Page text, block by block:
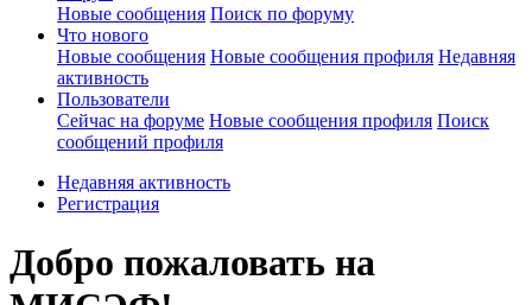
Новые сообщения Поиск по форуму
Что нового
Новые сообщения Новые сообщения профиля Недавняя
активность
Пользователи
Сейчас на форуме Новые сообщения профиля Поиск
сообщений профиля
Недавняя активность
Регистрация
Добро пожаловать на